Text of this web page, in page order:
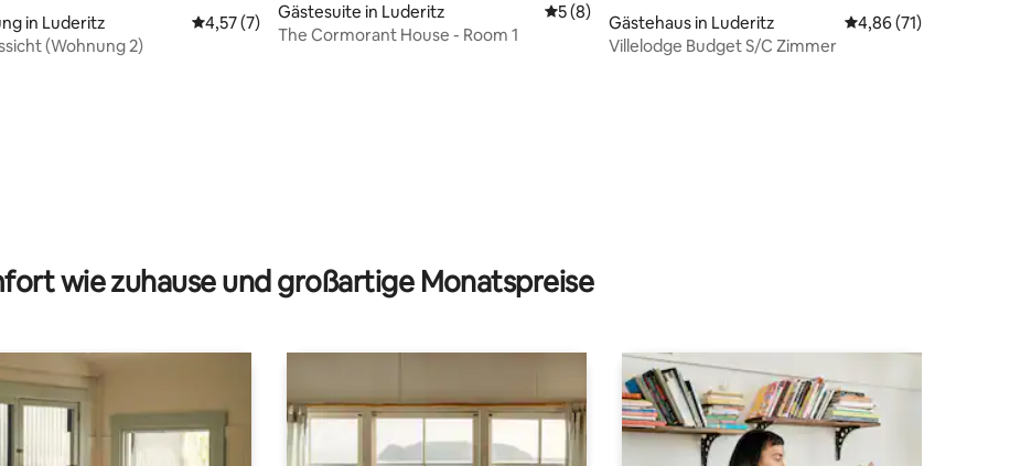
4,96 von 5, 23 Bewertungen
in Luderitz Durchschnittliche Bewertung: 4,57 von 5, 7 Bewertungen
4,57 (7)
(Wohnung 2)
Gästesuite in Luderitz Durchschnittliche Bewertung: 5 von 5, 8 Bewertungen
5 (8)
The Cormorant House - Room 1
Gästehaus in Luderitz Durchschnittliche
4,86 (71)
Villelodge Budget S/C Zimmer
wie zuhause und großartige Monatspreise